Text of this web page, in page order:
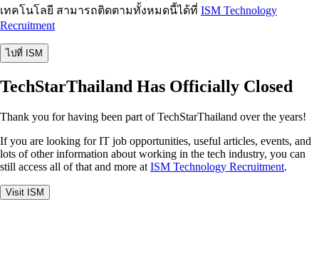
เทคโนโลยี สามารถติดตามทั้งหมดนี้ได้ที่ ISM Technology
Recruitment
ไปที่ ISM
TechStarThailand Has Officially Closed
Thank you for having been part of TechStarThailand over the years!
If you are looking for IT job opportunities, useful articles, events, and
lots of other information about working in the tech industry, you can
still access all of that and more at ISM Technology Recruitment.
Visit ISM